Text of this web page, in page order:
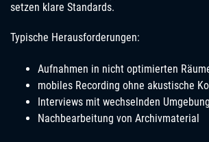
setzen klare Standards.
Typische Herausforderungen:
Aufnahmen in nicht optimierten
mobiles Recording ohne akustische
Interviews mit wechselnden
Nachbearbeitung von Archivmaterial